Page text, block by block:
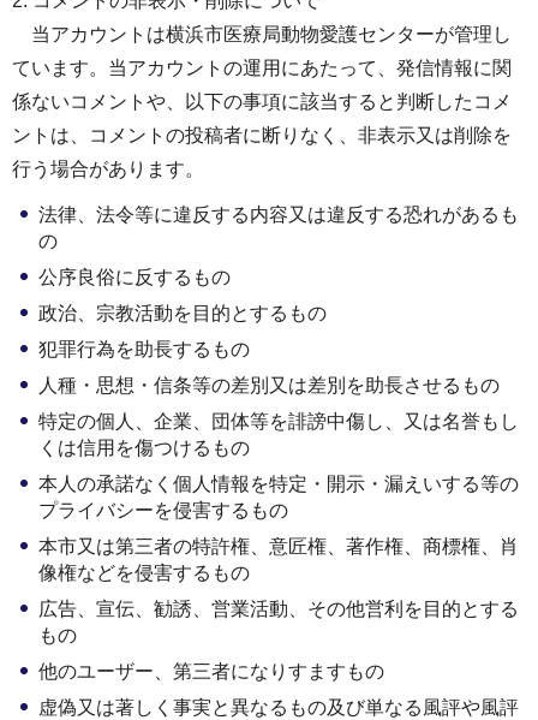
当アカウントは横浜市医療局動物愛護センターが管理し
ています。当アカウントの運用にあたって、発信情報に関
係ないコメントや、以下の事項に該当すると判断したコメ
ントは、コメントの投稿者に断りなく、非表示又は削除を
行う場合があります。
法律、法令等に違反する内容又は違反する恐れがあるも
の
公序良俗に反するもの
政治、宗教活動を目的とするもの
犯罪行為を助長するもの
人種・思想・信条等の差別又は差別を助長させるもの
特定の個人、企業、団体等を誹謗中傷し、又は名誉もし
くは信用を傷つけるもの
本人の承諾なく個人情報を特定・開示・漏えいする等の
プライバシーを侵害するもの
本市又は第三者の特許権、意匠権、著作権、商標権、肖
像権などを侵害するもの
広告、宣伝、勧誘、営業活動、その他営利を目的とする
もの
他のユーザー、第三者になりすますもの
虚偽又は著しく事実と異なるもの及び単なる風評や風評